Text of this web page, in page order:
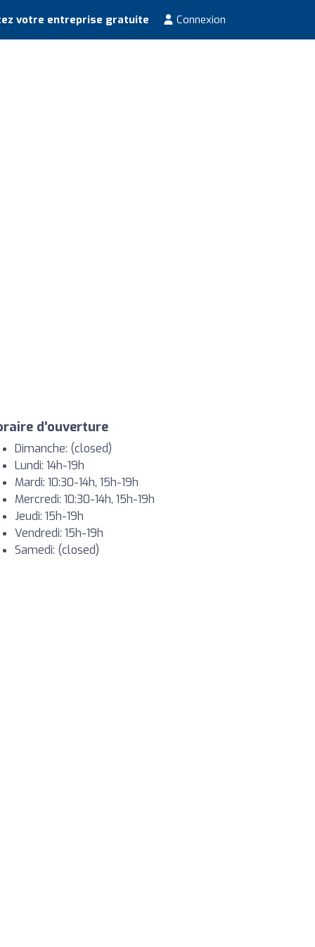
votre entreprise gratuite Connexion
d'ouverture
Dimanche: (closed)
Lundi: 14h-19h
Mardi: 10:30-14h, 15h-19h
Mercredi: 10:30-14h, 15h-19h
Jeudi: 15h-19h
Vendredi: 15h-19h
Samedi: (closed)